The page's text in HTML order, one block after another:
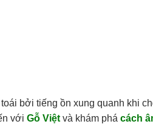
bởi tiếng ồn xung quanh khi
với Gỗ Việt và khám phá cách